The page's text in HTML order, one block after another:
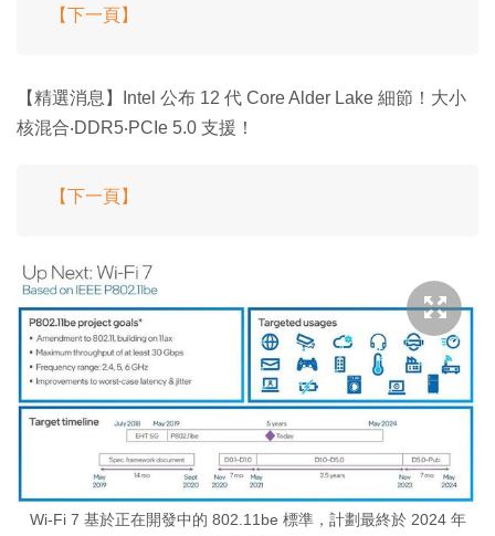
【下一頁】
【精選消息】Intel 公布 12 代 Core Alder Lake 細節！大小
核混合‧DDR5‧PCIe 5.0 支援！
【下一頁】
Wi-Fi 7 基於正在開發中的 802.11be 標準，計劃最終於 2024 年